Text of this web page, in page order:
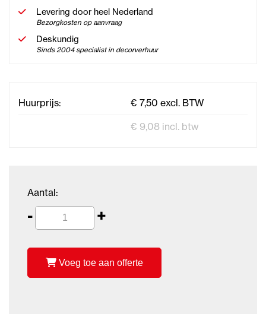
Levering door heel Nederland
Bezorgkosten op aanvraag
Deskundig
Sinds 2004 specialist in decorverhuur
Huurprijs:
€ 7,50 excl. BTW
€ 9,08 incl. btw
Aantal:
- +
Voeg toe aan offerte